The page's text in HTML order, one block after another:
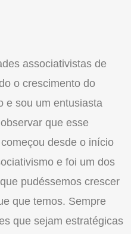
associativistas de
o crescimento do
e sou um entusiasta
que esse
desde o início
e foi um dos
pudéssemos crescer
que temos. Sempre
que sejam estratégicas